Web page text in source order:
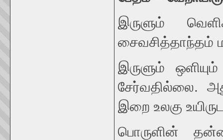
இருளும்
சைவசித்தாந்தம்
இருளும்
சேர்வதில்லை.
இறை உலகு
பொருளின்